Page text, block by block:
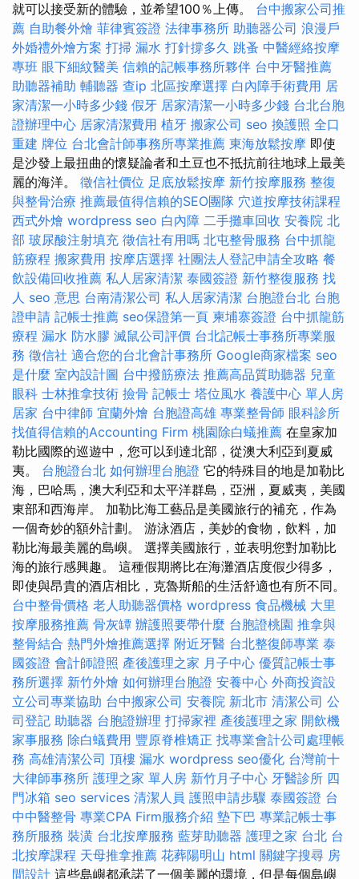
就可以接受新的體驗，並希望100％上傳。 台中搬家公司推
薦 自助餐外燴 菲律賓簽證 法律事務所 助聽器公司 浪漫戶
外婚禮外燴方案 打掃 漏水 打針撐多久 跳蚤 中醫經絡按摩
專班 眼下細紋醫美 信賴的記帳事務所夥伴 台中牙醫推薦
助聽器補助 輔聽器 查ip 北區按摩選擇 白內障手術費用 居
家清潔一小時多少錢 假牙 居家清潔一小時多少錢 台北台胞
證辦理中心 居家清潔費用 植牙 搬家公司 seo 換護照 全口
重建 牌位 台北會計師事務所專業推薦 東海放鬆按摩 即使
是沙發上最扭曲的懷疑論者和土豆也不抵抗前往地球上最美
麗的海洋。 徵信社價位 足底放鬆按摩 新竹按摩服務 整復
與整骨治療 推薦最值得信賴的SEO團隊 穴道按摩技術課程
西式外燴 wordpress seo 白內障 二手攤車回收 安養院 北
部 玻尿酸注射填充 徵信社有用嗎 北屯整骨服務 台中抓龍
筋療程 搬家費用 按摩店選擇 社團法人登記申請全攻略 餐
飲設備回收推薦 私人居家清潔 泰國簽證 新竹整復服務 找
人 seo 意思 台南清潔公司 私人居家清潔 台胞證台北 台胞
證申請 記帳士推薦 seo保證第一頁 柬埔寨簽證 台中抓龍筋
療程 漏水 防水膠 滅鼠公司評價 台北記帳士事務所專業服
務 徵信社 適合您的台北會計事務所 Google商家檔案 seo
是什麼 室內設計圖 台中撥筋療法 推薦高品質助聽器 兒童
眼科 士林推拿技術 撿骨 記帳士 塔位風水 養護中心 單人房
居家 台中律師 宜蘭外燴 台胞證高雄 專業整骨師 眼科診所
找值得信賴的Accounting Firm 桃園除白蟻推薦 在皇家加
勒比國際的巡遊中，您可以到達北部，從澳大利亞到夏威
夷。 台胞證台北 如何辦理台胞證 它的特殊目的地是加勒比
海，巴哈馬，澳大利亞和太平洋群島，亞洲，夏威夷，美國
東部和西海岸。 加勒比海工藝品是美國旅行的補充，作為
一個奇妙的額外計劃。 游泳酒店，美妙的食物，飲料，加
勒比海最美麗的島嶼。 選擇美國旅行，並表明您對加勒比
海的旅行感興趣。 這種假期將比在海灘酒店度假少得多，
即使與昂貴的酒店相比，克魯斯船的生活舒適也有所不同。
台中整骨價格 老人助聽器價格 wordpress 食品機械 大里
按摩服務推薦 骨灰罈 辦護照要帶什麼 台胞證桃園 推拿與
整骨結合 熱門外燴推薦選擇 附近牙醫 台北整復師專業 泰
國簽證 會計師證照 產後護理之家 月子中心 優質記帳士事
務所選擇 新竹外燴 如何辦理台胞證 安養中心 外商投資設
立公司專業協助 台中搬家公司 安養院 新北市 清潔公司 公
司登記 助聽器 台胞證辦理 打掃家裡 產後護理之家 開飲機
家事服務 除白蟻費用 豐原脊椎矯正 找專業會計公司處理帳
務 高雄清潔公司 頂樓 漏水 wordpress seo優化 台灣前十
大律師事務所 護理之家 單人房 新竹月子中心 牙醫診所 四
門冰箱 seo services 清潔人員 護照申請步驟 泰國簽證 台
中中醫整骨 專業CPA Firm服務介紹 墊下巴 專業記帳士事
務所服務 裝潢 台北按摩服務 藍芽助聽器 護理之家 台北 台
北按摩課程 天母推拿推薦 花葬陽明山 html 關鍵字搜尋 房
間設計 這些島嶼都承諾了一個美麗的環境，但是每個島嶼